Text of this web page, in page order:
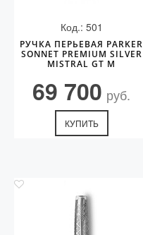
Код.: 501
РУЧКА ПЕРЬЕВАЯ PARKER
SONNET PREMIUM SILVER
MISTRAL GT M
69 700 руб.
КУПИТЬ